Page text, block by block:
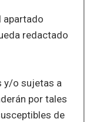
apartado
redactado
y/o sujetas a
por tales
de